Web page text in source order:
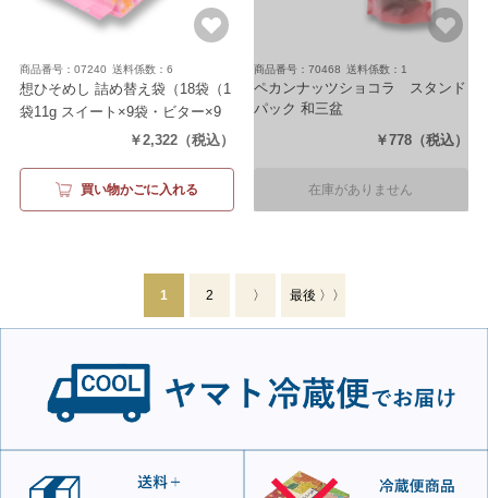
商品番号：07240 送料係数：6
想ひそめし 詰め替え袋（18袋（1
袋11g スイート×9袋・ビター×9
￥2,322 （税込）
買い物かごに入れる
商品番号：70468 送料係数：1
ペカンナッツショコラ スタンド
パック 和三盆
￥778 （税込）
在庫がありません
1 2 〉 最後 〉〉